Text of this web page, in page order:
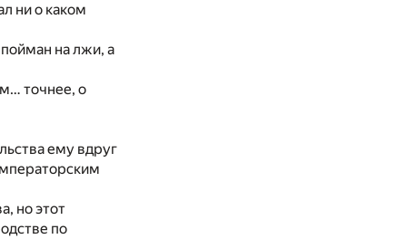
ни о каком
на лжи, а
точнее, о
ему вдруг
но этот
по